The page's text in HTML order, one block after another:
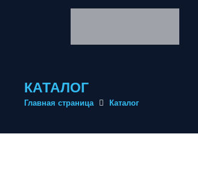
КАТАЛОГ
Главная страница Каталог